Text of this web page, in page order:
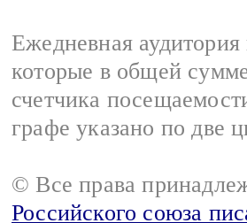
Ежедневная
которые в общей
счетчика
графе указано по две
© Все права
Российского союза